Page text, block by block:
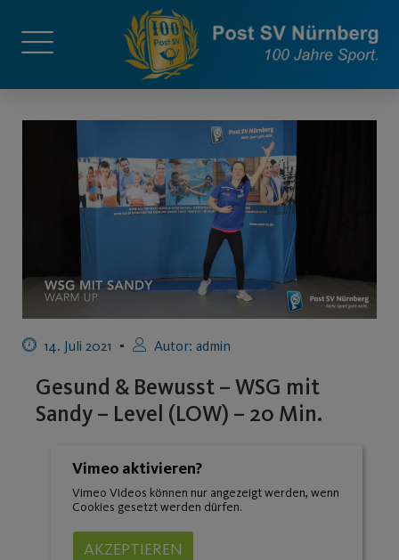
14. Juli 2021 Autor: admin
Gesund & Bewusst – WSG mit
Sandy – Level (LOW) – 20 Min.
Vimeo aktivieren?
Vimeo Videos können nur angezeigt werden, wenn
Cookies gesetzt werden dürfen.
AKZEPTIEREN